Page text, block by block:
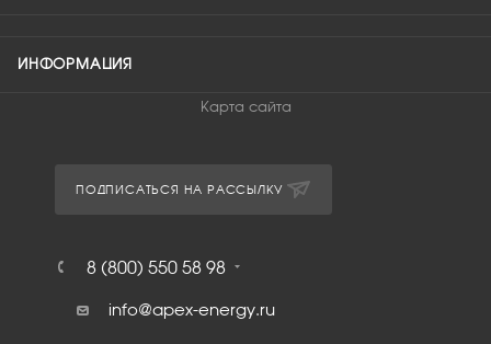
ИНФОРМАЦИЯ
Карта сайта
ПОДПИСАТЬСЯ НА РАССЫЛКУ
8 (800) 550 58 98
info@apex-energy.ru